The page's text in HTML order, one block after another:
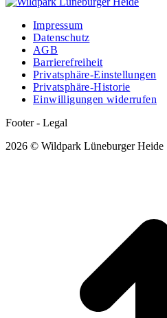
Impressum
Datenschutz
AGB
Barrierefreiheit
Privatsphäre-Einstellungen
Privatsphäre-Historie
Einwilligungen widerrufen
Footer - Legal
2026 © Wildpark Lüneburger Heide